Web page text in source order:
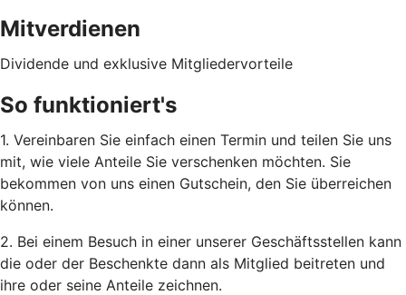
Mitverdienen
Dividende und exklusive Mitgliedervorteile
So funktioniert's
1. Vereinbaren Sie einfach einen Termin und teilen Sie uns
mit, wie viele Anteile Sie verschenken möchten. Sie
bekommen von uns einen Gutschein, den Sie überreichen
können.
2. Bei einem Besuch in einer unserer Geschäftsstellen kann
die oder der Beschenkte dann als Mitglied beitreten und
ihre oder seine Anteile zeichnen.